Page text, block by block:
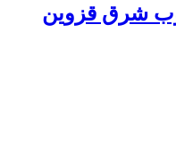
شرق قزوین